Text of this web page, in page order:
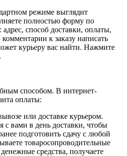
режиме выглядит
полностью форму по
способ доставки, оплаты,
к заказу написать
курьеру вас найти. Нажмите
способом. В интернет-
оплаты:
или доставке курьером.
с вами в день доставки, чтобы
подготовить сдачу с любой
товаросопроводительные
средства, получаете